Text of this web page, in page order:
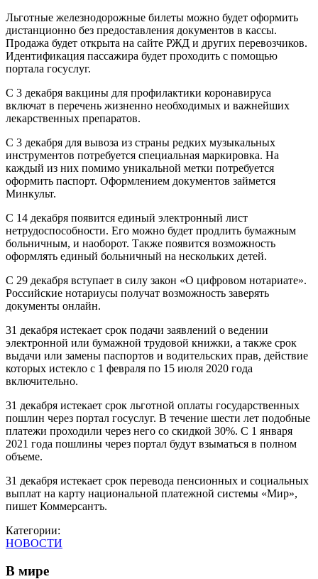
Льготные железнодорожные билеты можно будет оформить
дистанционно без предоставления документов в кассы.
Продажа будет открыта на сайте РЖД и других перевозчиков.
Идентификация пассажира будет проходить с помощью
портала госуслуг.
С 3 декабря вакцины для профилактики коронавируса
включат в перечень жизненно необходимых и важнейших
лекарственных препаратов.
С 3 декабря для вывоза из страны редких музыкальных
инструментов потребуется специальная маркировка. На
каждый из них помимо уникальной метки потребуется
оформить паспорт. Оформлением документов займется
Минкульт.
С 14 декабря появится единый электронный лист
нетрудоспособности. Его можно будет продлить бумажным
больничным, и наоборот. Также появится возможность
оформлять единый больничный на нескольких детей.
С 29 декабря вступает в силу закон «О цифровом нотариате».
Российские нотариусы получат возможность заверять
документы онлайн.
31 декабря истекает срок подачи заявлений о ведении
электронной или бумажной трудовой книжки, а также срок
выдачи или замены паспортов и водительских прав, действие
которых истекло с 1 февраля по 15 июля 2020 года
включительно.
31 декабря истекает срок льготной оплаты государственных
пошлин через портал госуслуг. В течение шести лет подобные
платежи проходили через него со скидкой 30%. С 1 января
2021 года пошлины через портал будут взыматься в полном
объеме.
31 декабря истекает срок перевода пенсионных и социальных
выплат на карту национальной платежной системы «Мир»,
пишет Коммерсантъ.
Категории:
НОВОСТИ
В мире